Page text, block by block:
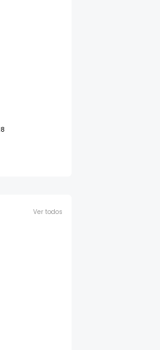
Ver todos